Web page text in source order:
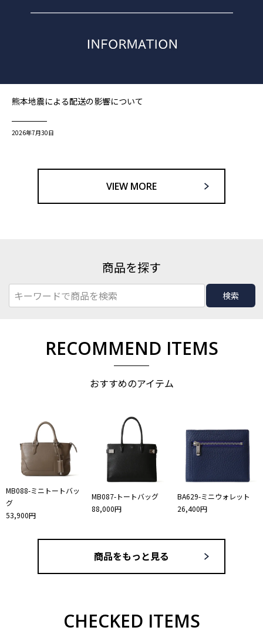
熊本地震による配送の影響について
2026年7月30日
VIEW MORE
商品を探す
検索
RECOMMEND ITEMS
おすすめのアイテム
MB088-ミニトートバッ
グ
53,900円
MB087-トートバッグ
88,000円
BA629-ミニウォレット
26,400円
商品をもっと見る
CHECKED ITEMS